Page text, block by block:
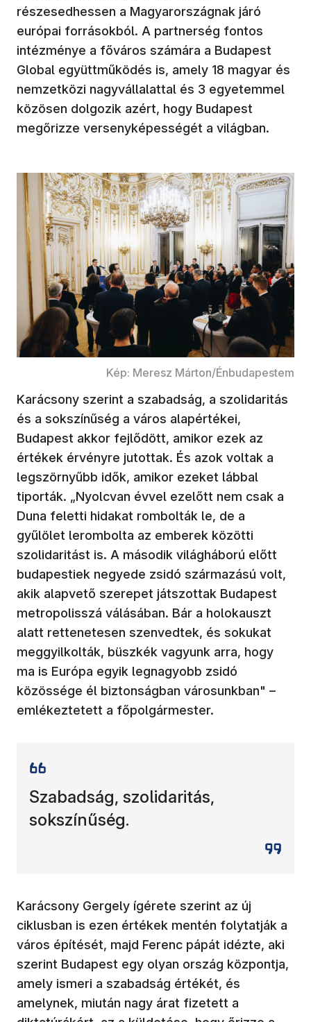
részesedhessen a Magyarországnak járó
európai forrásokból. A partnerség fontos
intézménye a főváros számára a Budapest
Global együttműködés is, amely 18 magyar és
nemzetközi nagyvállalattal és 3 egyetemmel
közösen dolgozik azért, hogy Budapest
megőrizze versenyképességét a világban.
Kép: Meresz Márton/Énbudapestem
Karácsony szerint a szabadság, a szolidaritás
és a sokszínűség a város alapértékei,
Budapest akkor fejlődött, amikor ezek az
értékek érvényre jutottak. És azok voltak a
legszörnyűbb idők, amikor ezeket lábbal
tiporták. „Nyolcvan évvel ezelőtt nem csak a
Duna feletti hidakat rombolták le, de a
gyűlölet lerombolta az emberek közötti
szolidaritást is. A második világháború előtt
budapestiek negyede zsidó származású volt,
akik alapvető szerepet játszottak Budapest
metropolisszá válásában. Bár a holokauszt
alatt rettenetesen szenvedtek, és sokukat
meggyilkolták, büszkék vagyunk arra, hogy
ma is Európa egyik legnagyobb zsidó
közössége él biztonságban városunkban" –
emlékeztetett a főpolgármester.
Szabadság, szolidaritás,
sokszínűség.
Karácsony Gergely ígérete szerint az új
ciklusban is ezen értékek mentén folytatják a
város építését, majd Ferenc pápát idézte, aki
szerint Budapest egy olyan ország központja,
amely ismeri a szabadság értékét, és
amelynek, miután nagy árat fizetett a